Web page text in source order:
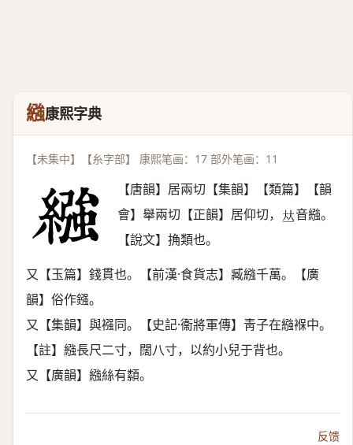
繈康熙字典
【未集中】【糸字部】 康熙笔画：17 部外笔画：11
【唐韻】居兩切【集韻】【類篇】【韻
會】舉兩切【正韻】居仰切， 𠀤音繈。
【說文】捔類也。
又【玉篇】錢貫也。【前漢·食貨志】臧繈千萬。【廣
韻】俗作鏹。
又【集韻】與襁同。【史記·衞將軍傳】靑子在繈褓中。
【註】繈長尺二寸，闊八寸，以約小兒于背也。
又【廣韻】繈絲有纇。
反馈